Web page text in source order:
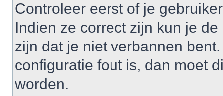
Controleer eerst of je
Indien ze correct zijn kun je
zijn dat je niet verbannen
configuratie fout is, dan moet
worden.